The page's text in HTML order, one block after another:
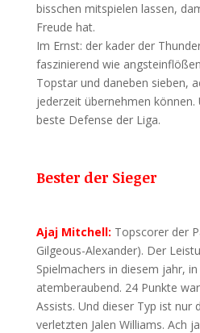
bisschen mitspielen lassen,
Freude hat.
Im Ernst: der kader der
faszinierend wie
Topstar und daneben sieben,
jederzeit übernehmen können.
beste Defense der Liga.
Bester der Sieger
Ajaj Mitchell: Topscorer der
Gilgeous-Alexander). Der
Spielmachers in diesem jahr,
atemberaubend. 24 Punkte
Assists. Und dieser Typ ist nur
verletzten Jalen Williams. Ach